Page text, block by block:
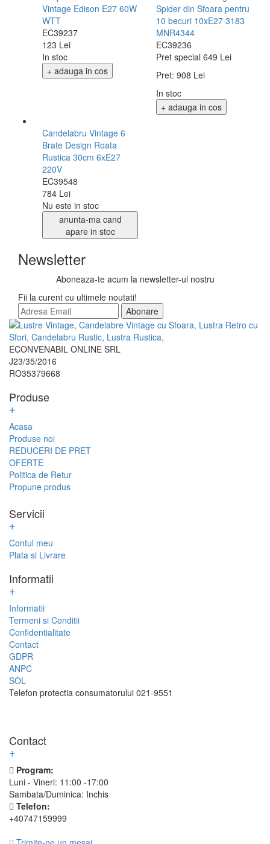
Vintage Edison E27 60W
WTT
EC39237
123 Lei
In stoc
+ adauga in cos
Spider din Sfoara pentru
10 becuri 10xE27 3183
MNR4344
EC39236
Pret special 649 Lei
Pret: 908 Lei
In stoc
+ adauga in cos
Candelabru Vintage 6
Brate Design Roata
Rustica 30cm 6xE27
220V
EC39548
784 Lei
Nu este in stoc
anunta-ma cand
apare in stoc
Newsletter
Aboneaza-te acum la newsletter-ul nostru
Fii la curent cu ultimele noutati!
Abonare
ECONVENABIL ONLINE SRL
J23/35/2016
RO35379668
Produse
+
Acasa
Produse noi
REDUCERI DE PRET
OFERTE
Politica de Retur
Propune produs
Servicii
+
Contul meu
Plata si Livrare
Informatii
+
Informatii
Termeni si Conditii
Confidentialitate
Contact
GDPR
ANPC
SOL
Telefon protectia consumatorului 021-9551
Contact
+
Program:
Luni - Vineri: 11:00 -17:00
Sambata/Duminica: Inchis
Telefon:
+40747159999